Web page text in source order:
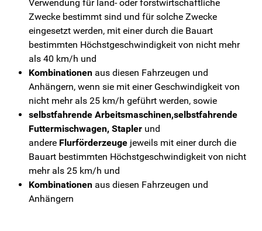
Verwendung für land- oder forstwirtschaftliche
Zwecke bestimmt sind und für solche Zwecke
eingesetzt werden, mit einer durch die Bauart
bestimmten Höchstgeschwindigkeit von nicht mehr
als 40 km/h und
Kombinationen aus diesen Fahrzeugen und
Anhängern, wenn sie mit einer Geschwindigkeit von
nicht mehr als 25 km/h geführt werden, sowie
selbstfahrende Arbeitsmaschinen,selbstfahrende
Futtermischwagen, Stapler und
andere Flurförderzeuge jeweils mit einer durch die
Bauart bestimmten Höchstgeschwindigkeit von nicht
mehr als 25 km/h und
Kombinationen aus diesen Fahrzeugen und
Anhängern